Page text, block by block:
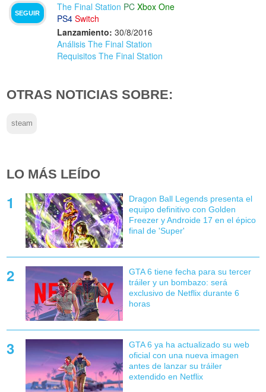
SEGUIR
The Final Station PC Xbox One
PS4 Switch
Lanzamiento: 30/8/2016
Análisis The Final Station
Requisitos The Final Station
OTRAS NOTICIAS SOBRE:
steam
LO MÁS LEÍDO
Dragon Ball Legends presenta el
equipo definitivo con Golden
Freezer y Androide 17 en el épico
final de 'Super'
GTA 6 tiene fecha para su tercer
tráiler y un bombazo: será
exclusivo de Netflix durante 6
horas
GTA 6 ya ha actualizado su web
oficial con una nueva imagen
antes de lanzar su tráiler
extendido en Netflix